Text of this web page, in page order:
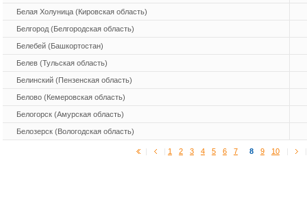
Белая Холуница (Кировская область)
Белгород (Белгородская область)
Белебей (Башкортостан)
Белев (Тульская область)
Белинский (Пензенская область)
Белово (Кемеровская область)
Белогорск (Амурская область)
Белозерск (Вологодская область)
| | 1 2 3 4 5 6 7 8 9 10 |